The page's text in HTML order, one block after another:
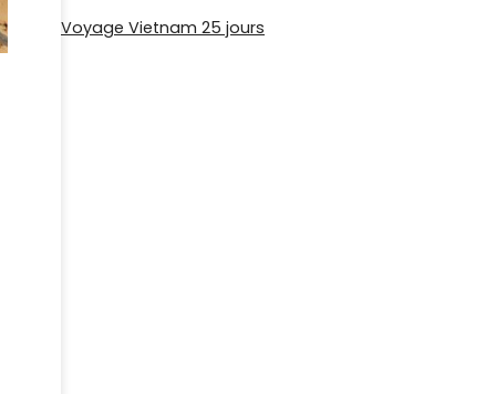
Voyage Vietnam 25 jours